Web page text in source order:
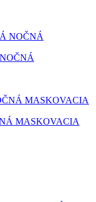
MASKOVACIA